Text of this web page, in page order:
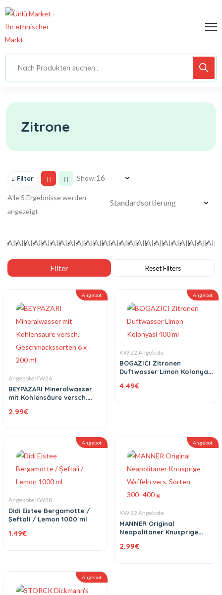
Zitrone
Filter Show:
Alle 5 Ergebnisse werden
angezeigt
Angebot
Angebote KW26
BEYPAZARI Mineralwasser
mit Kohlensäure versch.
ml
2.99€
Angebot
KW 22 Angebote
BOGAZICI Zitronen
Duftwasser Limon Kolonyasi
4.49€
Angebot
Angebote KW28
Didi Eistee Bergamotte /
Şeftali / Lemon 1000 ml
1.49€
Angebot
KW 22 Angebote
MANNER Original
Neapolitaner Knusprige
400 g
2.99€
Angebot